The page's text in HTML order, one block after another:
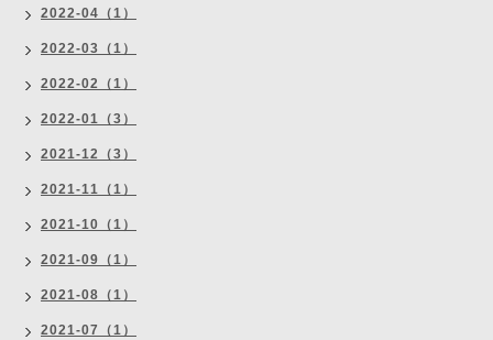
2022-04（1）
2022-03（1）
2022-02（1）
2022-01（3）
2021-12（3）
2021-11（1）
2021-10（1）
2021-09（1）
2021-08（1）
2021-07（1）